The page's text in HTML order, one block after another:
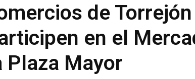
de
en el
Plaza Mayor